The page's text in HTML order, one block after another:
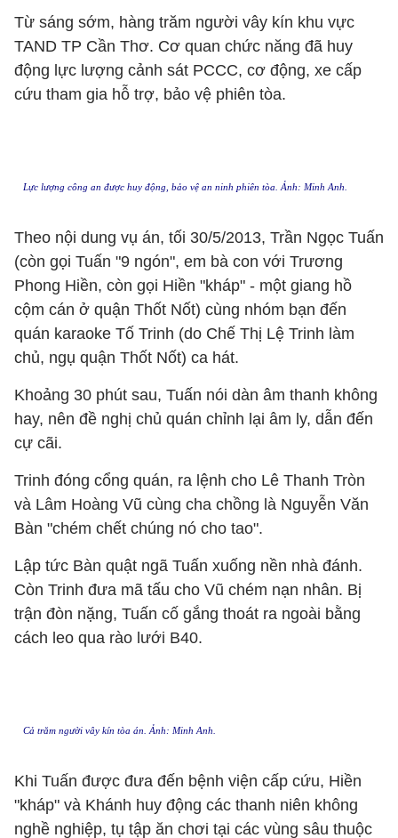
Từ sáng sớm, hàng trăm người vây kín khu vực
TAND TP Cần Thơ. Cơ quan chức năng đã huy
động lực lượng cảnh sát PCCC, cơ động, xe cấp
cứu tham gia hỗ trợ, bảo vệ phiên tòa.
Lực lượng công an được huy động, bảo vệ an ninh phiên tòa. Ảnh: Minh Anh.
Theo nội dung vụ án, tối 30/5/2013, Trần Ngọc Tuấn
(còn gọi Tuấn "9 ngón", em bà con với Trương
Phong Hiền, còn gọi Hiền "kháp" - một giang hồ
cộm cán ở quận Thốt Nốt) cùng nhóm bạn đến
quán karaoke Tố Trinh (do Chế Thị Lệ Trinh làm
chủ, ngụ quận Thốt Nốt) ca hát.
Khoảng 30 phút sau, Tuấn nói dàn âm thanh không
hay, nên đề nghị chủ quán chỉnh lại âm ly, dẫn đến
cự cãi.
Trinh đóng cổng quán, ra lệnh cho Lê Thanh Tròn
và Lâm Hoàng Vũ cùng cha chồng là Nguyễn Văn
Bàn "chém chết chúng nó cho tao".
Lập tức Bàn quật ngã Tuấn xuống nền nhà đánh.
Còn Trinh đưa mã tấu cho Vũ chém nạn nhân. Bị
trận đòn nặng, Tuấn cố gắng thoát ra ngoài bằng
cách leo qua rào lưới B40.
Cả trăm người vây kín tòa án. Ảnh: Minh Anh.
Khi Tuấn được đưa đến bệnh viện cấp cứu, Hiền
"kháp" và Khánh huy động các thanh niên không
nghề nghiệp, tụ tập ăn chơi tại các vùng sâu thuộc